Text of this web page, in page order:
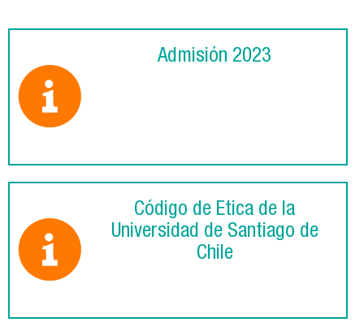
Admisión 2023
Código de Ética de la
Universidad de Santiago de
Chile